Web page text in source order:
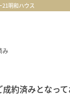
21明和ハウス
み
約済みとなって